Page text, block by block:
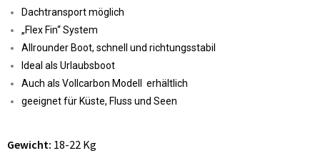
Dachtransport möglich
„Flex Fin“ System
Allrounder Boot, schnell und richtungsstabil
Ideal als Urlaubsboot
Auch als Vollcarbon Modell erhältlich
geeignet für Küste, Fluss und Seen
Gewicht: 18-22 Kg